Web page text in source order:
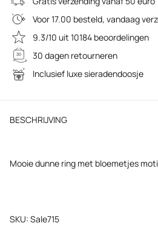
Voor 17.00 besteld, vandaag
9.3/10 uit 10184 beoordelingen
30 dagen retourneren
Inclusief luxe sieradendoosje
BESCHRIJVING
Mooie dunne ring met bloemetjes
SKU: Sale715